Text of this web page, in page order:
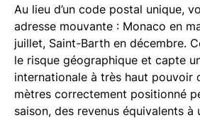
Au lieu d’un code postal unique,
adresse mouvante : Monaco en
juillet, Saint-Barth en décembre.
le risque géographique et capte
internationale à très haut pouvoir
mètres correctement positionné
saison, des revenus équivalents